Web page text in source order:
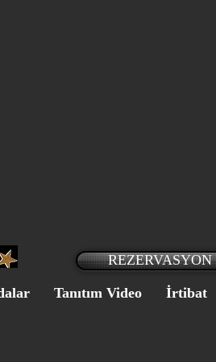
REZERVASYON
Tanıtım Video İrtibat